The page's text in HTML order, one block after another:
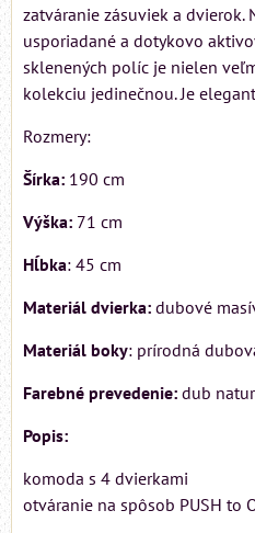
zatváranie zásuviek a dvierok.
usporiadané a dotykovo
sklenených políc je nielen
kolekciu jedinečnou. Je
Rozmery:
Šírka: 190 cm
Výška: 71 cm
Hĺbka: 45 cm
Materiál dvierka: dubové
Materiál boky: prírodná
Farebné prevedenie: dub
Popis:
komoda s 4 dvierkami
otváranie na spôsob PUSH to